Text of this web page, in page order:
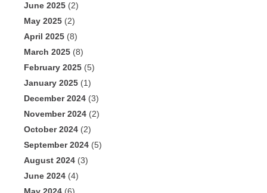
June 2025 (2)
May 2025 (2)
April 2025 (8)
March 2025 (8)
February 2025 (5)
January 2025 (1)
December 2024 (3)
November 2024 (2)
October 2024 (2)
September 2024 (5)
August 2024 (3)
June 2024 (4)